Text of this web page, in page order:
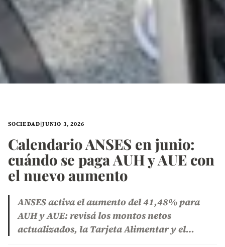
SOCIEDAD|JUNIO 3, 2026
Calendario ANSES en junio:
cuándo se paga AUH y AUE con
el nuevo aumento
ANSES activa el aumento del 41,48% para
AUH y AUE: revisá los montos netos
actualizados, la Tarjeta Alimentar y el…